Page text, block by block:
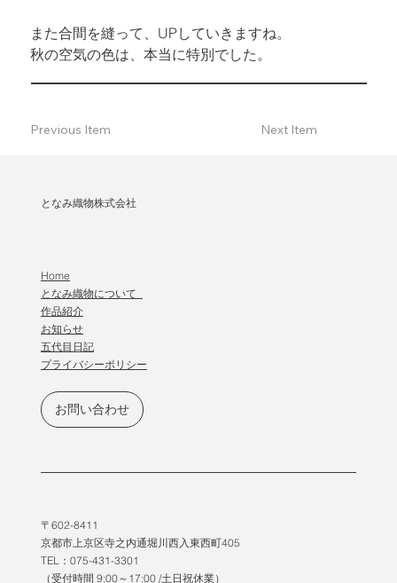
また合間を縫って、UPしていきますね。
秋の空気の色は、本当に特別でした。
Next Item
Previous Item
となみ織物株式会社
お問い合わせ
〒602-8411
京都市上京区寺之内通堀川西入東西町405
TEL：075-431-3301
（受付時間 9:00～17:00 /土日祝休業）
Home
となみ織物について
作品紹介
​お知らせ
五代目日記
プライバシーポリシー